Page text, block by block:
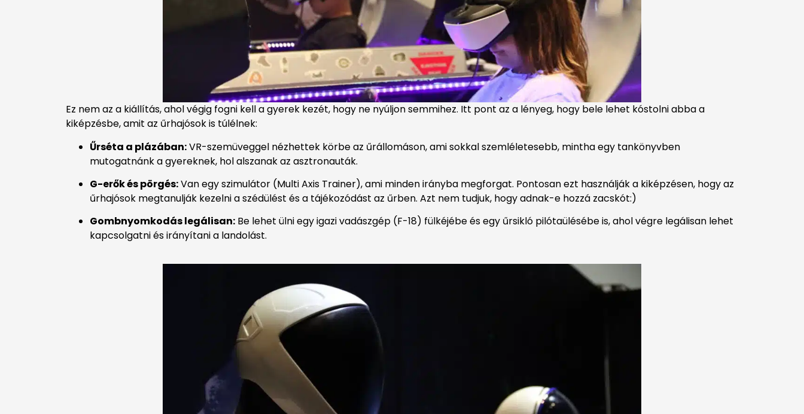
Ez nem az a kiállítás, ahol végig fogni kell a gyerek kezét, hogy ne nyúljon semmihez. Itt pont az a lényeg, hogy bele lehet kóstolni abba a
kiképzésbe, amit az űrhajósok is túlélnek:
Űrséta a plázában:VR-szemüveggel nézhettek körbe az űrállomáson, ami sokkal szemléletesebb, mintha egy tankönyvben
mutogatnánk a gyereknek, hol alszanak az asztronauták.
G-erők és pörgés:Van egy szimulátor (Multi Axis Trainer), ami minden irányba megforgat. Pontosan ezt használják a kiképzésen, hogy az
űrhajósok megtanulják kezelni a szédülést és a tájékozódást az űrben. Azt nem tudjuk, hogy adnak-e hozzá zacskót:)
Gombnyomkodás legálisan: Be lehet ülni egy igazi vadászgép (F-18) fülkéjébe és egy űrsikló pilótaülésébe is, ahol végre legálisan lehet
kapcsolgatni és irányítani a landolást.